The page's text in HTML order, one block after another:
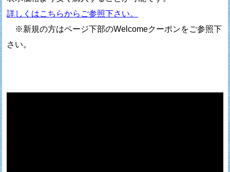
詳しくはこちらからご参照下さい。
※新規の方はページ下部のWelcomeクーポンをご参照下
さい。